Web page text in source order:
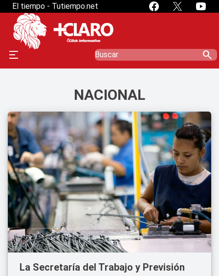
El tiempo - Tutiempo.net
search
NACIONAL
La Secretaría del Trabajo y Previsión